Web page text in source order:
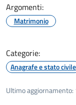
Argomenti:
Matrimonio
Categorie:
Anagrafe e stato civile
Ultimo aggiornamento: